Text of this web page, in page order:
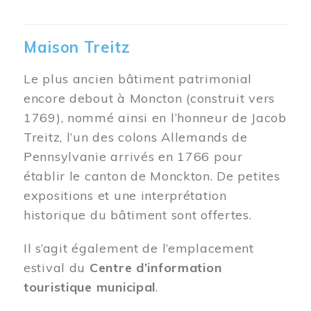
Maison Treitz
Le plus ancien bâtiment patrimonial
encore debout à Moncton (construit vers
1769), nommé ainsi en l’honneur de Jacob
Treitz, l’un des colons Allemands de
Pennsylvanie arrivés en 1766 pour
établir le canton de Monckton. De petites
expositions et une interprétation
historique du bâtiment sont offertes.
Il s’agit également de l’emplacement
estival du Centre d’information
touristique municipal.